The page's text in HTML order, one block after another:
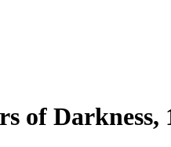
of Darkness,